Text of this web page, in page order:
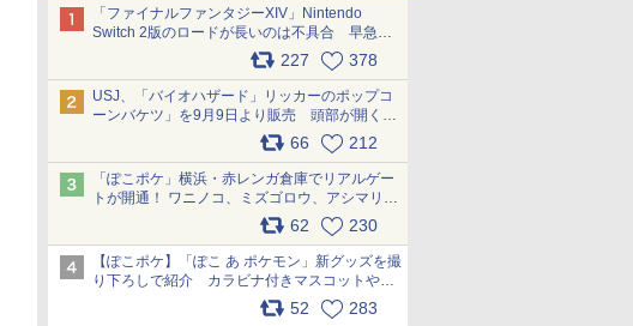
「ファイナルファンタジーXIV」Nintendo
Switch 2版のロードが長いのは不具合 早急に
アップデートできるよう対応中227 378
USJ、「バイオハザード」リッカーのポップコ
ーンバケツ」を9月9日より販売 頭部が開く仕
組み。味は恐怖を堪のう「味噌フレーバー」
66 212
「ぽこポケ」横浜・赤レンガ倉庫でリアルゲー
トが開通！ ワニノコ、ミズゴロウ、アシマリ登
場シーンをレポート pic.x.com/LDgEByVl6D
62 230
【ぽこポケ】「ぽこ あ ポケモン」新グッズを撮
り下ろしで紹介 カラビナ付きマスコットやス
52 283